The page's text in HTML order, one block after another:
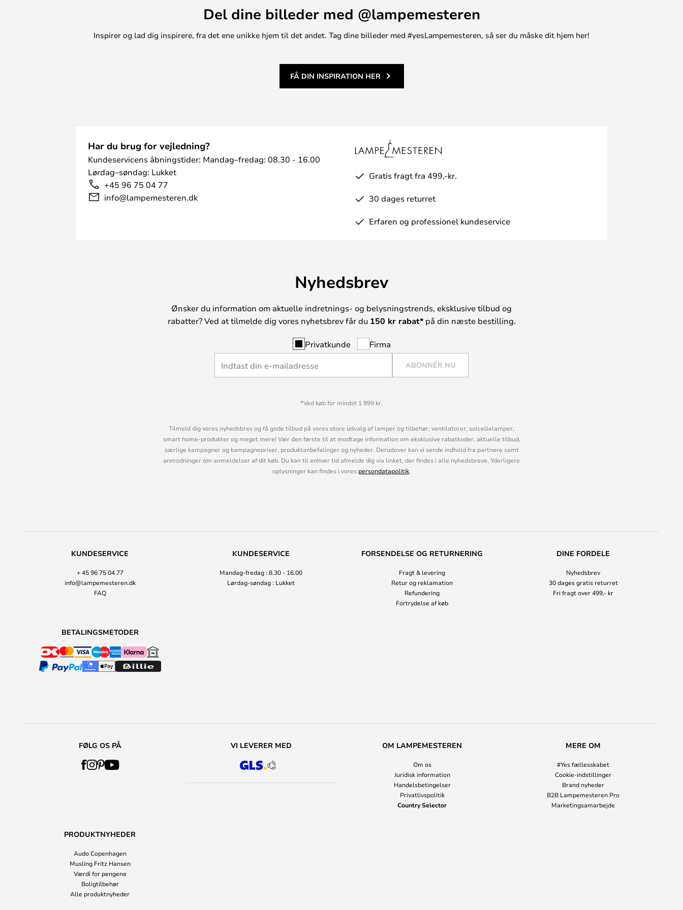
Del dine billeder med @lampemesteren
Inspirer og lad dig inspirere, fra det ene unikke hjem til det andet. Tag dine billeder med #yesLampemesteren, så ser du måske dit hjem her!
FÅ DIN INSPIRATION HER
Har du brug for vejledning?
Kundeservicens åbningstider: Mandag–fredag: 08.30 - 16.00
Lørdag–søndag: Lukket
+45 96 75 04 77
info@lampemesteren.dk
Gratis fragt fra 499,-kr.
30 dages returret
Erfaren og professionel kundeservice
Nyhedsbrev
Ønsker du information om aktuelle indretnings- og belysningstrends, eksklusive tilbud og
rabatter? Ved at tilmelde dig vores nyhetsbrev får du 150 kr rabat*på din næste bestilling.
Privatkunde Firma
ABONNÉR NU
*Ved køb for mindst 1 999 kr.
Tilmeld dig vores nyhedsbrev og få gode tilbud på vores store udvalg af lamper og tilbehør, ventilatorer, solcellelamper,
smart home-produkter og meget mere! Vær den første til at modtage information om eksklusive rabatkoder, aktuelle tilbud,
særlige kampagner og kampagnepriser, produktanbefalinger og nyheder. Derudover kan vi sende indhold fra partnere samt
anmodninger om anmeldelser af dit køb. Du kan til enhver tid afmelde dig via linket, der findes i alle nyhedsbreve. Yderligere
oplysninger kan findes i vores persondatapolitik.
KUNDESERVICE
+ 45 96 75 04 77
info@lampemesteren.dk
FAQ
KUNDESERVICE
Mandag-fredag : 8.30 - 16.00
Lørdag-søndag : Lukket
FORSENDELSE OG RETURNERING
Fragt & levering
Retur og reklamation
Refundering
Fortrydelse af køb
DINE FORDELE
Nyhedsbrev
30 dages gratis returret
Fri fragt over 499,- kr
BETALINGSMETODER
FØLG OS PÅ VI LEVERER MED OM LAMPEMESTEREN
Om os
Juridisk information
Handelsbetingelser
Privatlivspolitik
Country Selector
MERE OM
#Yes fællesskabet
Cookie-indstillinger
Brand nyheder
B2B Lampemesteren Pro
Marketingsamarbejde
PRODUKTNYHEDER
Audo Copenhagen
Musling Fritz Hansen
Værdi for pengene
Boligtilbehør
Alle produktnyheder